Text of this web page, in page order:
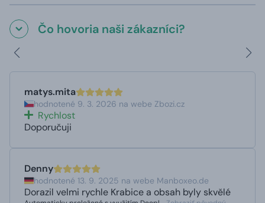
Čo hovoria naši zákazníci?
matys.mita
hodnotené 9. 3. 2026 na webe Zbozi.cz
Rychlost
Doporučuji
Denny
hodnotené 13. 9. 2025 na webe Manboxeo.de
Dorazil velmi rychle Krabice a obsah byly skvělé